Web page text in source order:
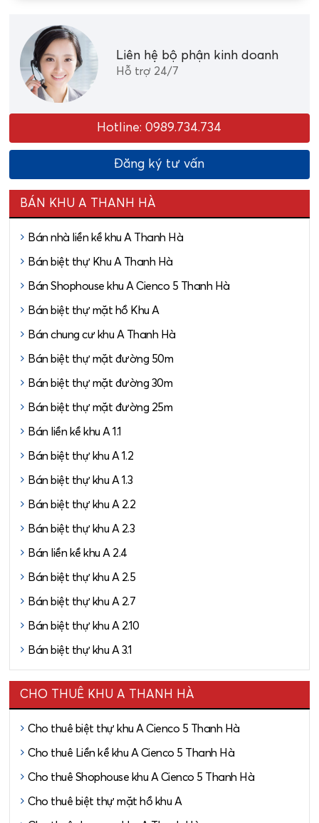
Liên hệ bộ phận kinh doanh
Hỗ trợ 24/7
Hotline: 0989.734.734
Đăng ký tư vấn
BÁN KHU A THANH HÀ
Bán nhà liền kề khu A Thanh Hà
Bán biệt thự Khu A Thanh Hà
Bán Shophouse khu A Cienco 5 Thanh Hà
Bán biệt thự mặt hồ Khu A
Bán chung cư khu A Thanh Hà
Bán biệt thự mặt đường 50m
Bán biệt thự mặt đường 30m
Bán biệt thự mặt đường 25m
Bán liền kề khu A 1.1
Bán biệt thự khu A 1.2
Bán biệt thự khu A 1.3
Bán biệt thự khu A 2.2
Bán biệt thự khu A 2.3
Bán liền kề khu A 2.4
Bán biệt thự khu A 2.5
Bán biệt thự khu A 2.7
Bán biệt thự khu A 2.10
Bán biệt thự khu A 3.1
CHO THUÊ KHU A THANH HÀ
Cho thuê biệt thự khu A Cienco 5 Thanh Hà
Cho thuê Liền kề khu A Cienco 5 Thanh Hà
Cho thuê Shophouse khu A Cienco 5 Thanh Hà
Cho thuê biệt thự mặt hồ khu A